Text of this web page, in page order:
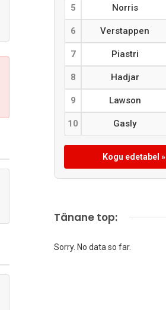
5 Norris
6 Verstappen
7 Piastri
8 Hadjar
9 Lawson
10 Gasly
Kogu edetabel »
Tänane top:
Sorry. No data so far.